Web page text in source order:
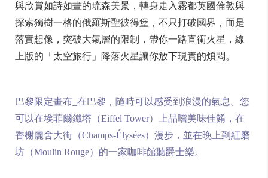
與欣賞如詩如畫的琉森美景，轉身走入霧都英國倫敦與
探索獨樹一格的俄羅斯聖彼得堡，不只打破國界，而是
落實想像，突破大氣層的限制，帶你一路直衝火星，線
上版的「太空旅行」降落火星讓你放下現實的煩悶。
巴黎限定畫布_在巴黎，隨時可以感受到浪漫的氣息。您
可以在埃菲爾鐵塔（Eiffel Tower）上品嚐美味佳餚，在
香榭麗舍大街（Champs-Élysées）漫步，並在晚上到紅磨
坊（Moulin Rouge）的一家咖啡館聽爵士樂。